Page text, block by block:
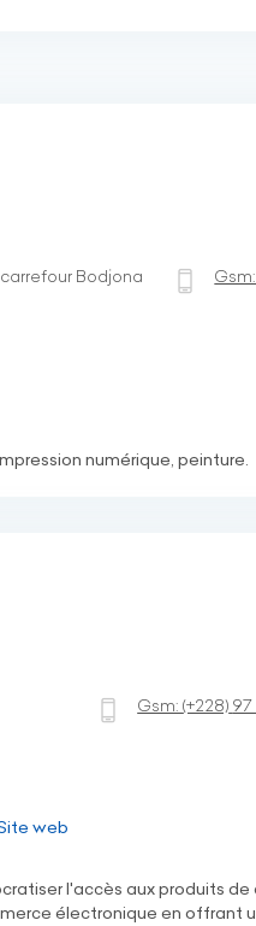
Bodjona
numérique, peinture.
Gsm:(+228) 97
web
l'accès aux produits de
électronique en offrant